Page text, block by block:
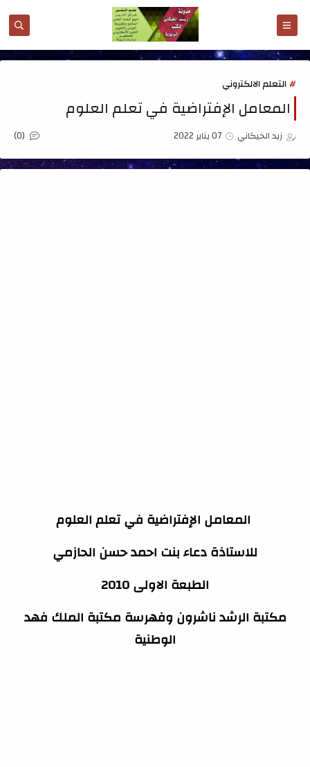
التعلم الالكتروني
المعامل الإفتراضية في تعلم العلوم
زيد الخيكاني 07 يناير 2022 (0)
المعامل الإفتراضية في تعلم العلوم
للاستاذة دعاء بنت احمد حسن الحازمي
الطبعة الاولى 2010
مكتبة الرشد ناشرون وفهرسة مكتبة الملك فهد
الوطنية